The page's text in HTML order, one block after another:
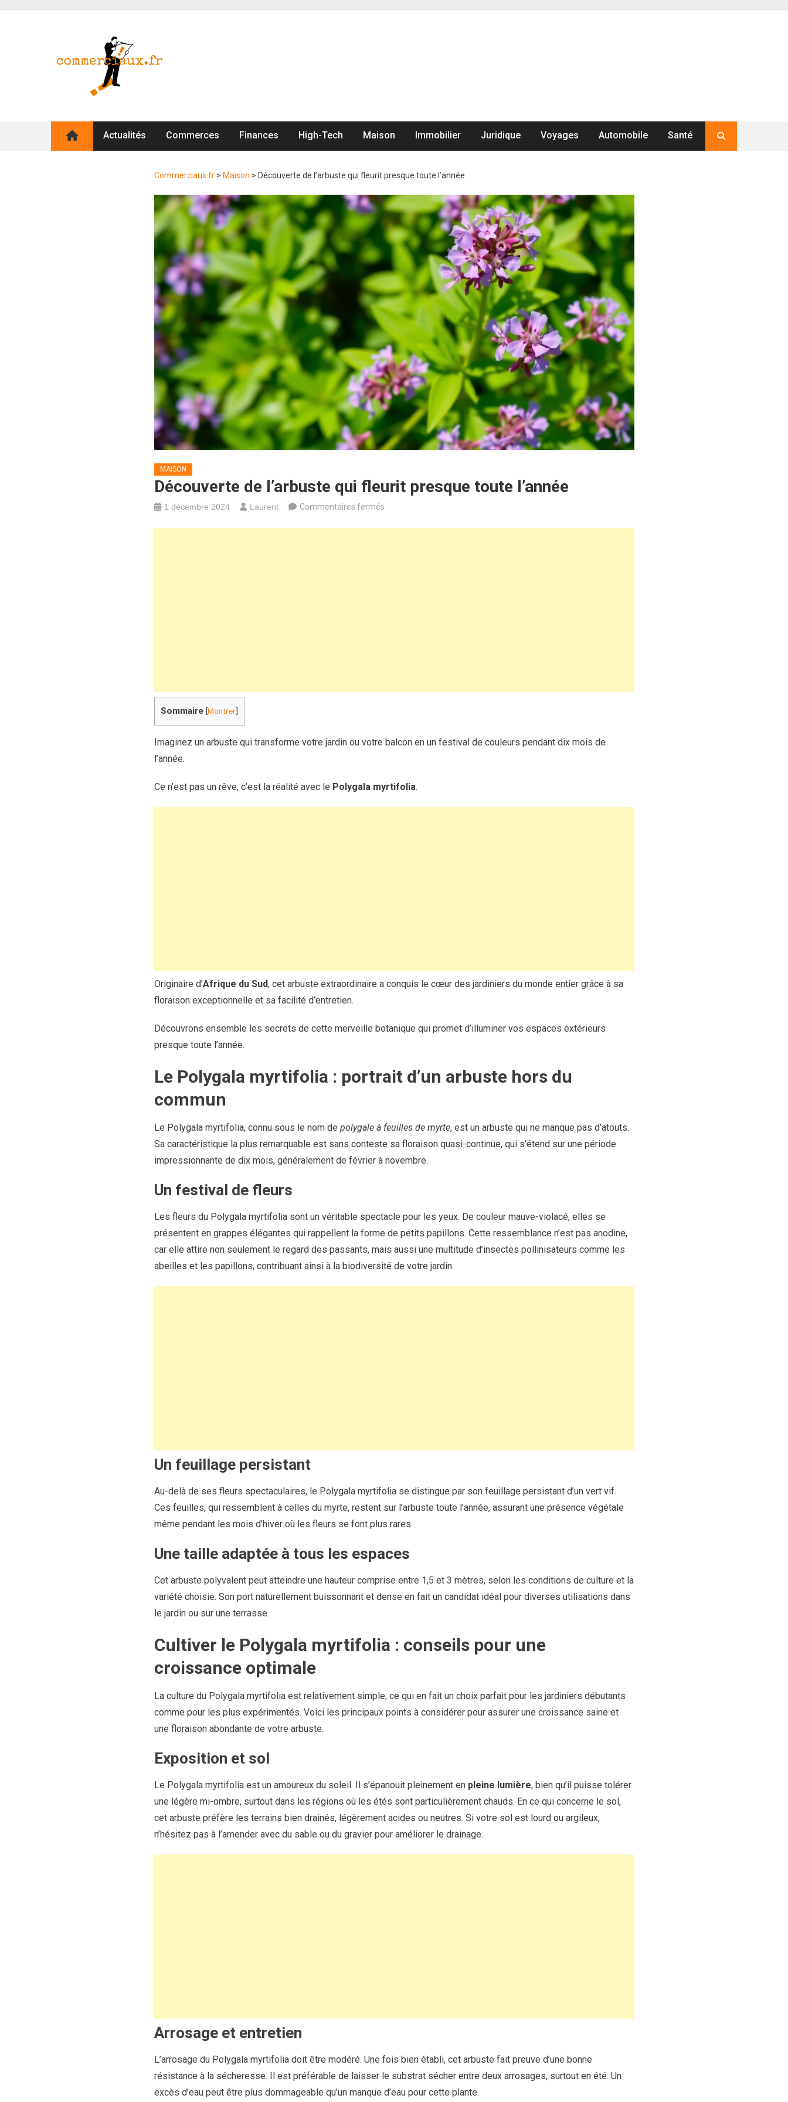
Actualités Commerces Finances High-Tech Maison Immobilier Juridique Voyages Automobile Santé
Commerciaux.fr> Maison > Découverte de l’arbuste qui fleurit presque toute l’année
MAISON
Découverte de l’arbuste qui fleurit presque toute l’année
1 décembre 2024 Laurent Commentaires ferméssur
Sommaire [Montrer]
Imaginez un arbuste qui transforme votre jardin ou votre balcon en un festival de couleurs pendant dix mois de
l’année.
Ce n’est pas un rêve, c’est la réalité avec le Polygala myrtifolia.
Originaire d’Afrique du Sud, cet arbuste extraordinaire a conquis le cœur des jardiniers du monde entier grâce à sa
floraison exceptionnelle et sa facilité d’entretien.
Découvrons ensemble les secrets de cette merveille botanique qui promet d’illuminer vos espaces extérieurs
presque toute l’année.
Le Polygala myrtifolia : portrait d’un arbuste hors du
commun
Le Polygala myrtifolia, connu sous le nom de polygale à feuilles de myrte, est un arbuste qui ne manque pas d’atouts.
Sa caractéristique la plus remarquable est sans conteste sa floraison quasi-continue, qui s’étend sur une période
impressionnante de dix mois, généralement de février à novembre.
Un festival de fleurs
Les fleurs du Polygala myrtifolia sont un véritable spectacle pour les yeux. De couleur mauve-violacé, elles se
présentent en grappes élégantes qui rappellent la forme de petits papillons. Cette ressemblance n’est pas anodine,
car elle attire non seulement le regard des passants, mais aussi une multitude d’insectes pollinisateurs comme les
abeilles et les papillons, contribuant ainsi à la biodiversité de votre jardin.
Un feuillage persistant
Au-delà de ses fleurs spectaculaires, le Polygala myrtifolia se distingue par son feuillage persistant d’un vert vif.
Ces feuilles, qui ressemblent à celles du myrte, restent sur l’arbuste toute l’année, assurant une présence végétale
même pendant les mois d’hiver où les fleurs se font plus rares.
Une taille adaptée à tous les espaces
Cet arbuste polyvalent peut atteindre une hauteur comprise entre 1,5 et 3 mètres, selon les conditions de culture et la
variété choisie. Son port naturellement buissonnant et dense en fait un candidat idéal pour diverses utilisations dans
le jardin ou sur une terrasse.
Cultiver le Polygala myrtifolia : conseils pour une
croissance optimale
La culture du Polygala myrtifolia est relativement simple, ce qui en fait un choix parfait pour les jardiniers débutants
comme pour les plus expérimentés. Voici les principaux points à considérer pour assurer une croissance saine et
une floraison abondante de votre arbuste.
Exposition et sol
Le Polygala myrtifolia est un amoureux du soleil. Il s’épanouit pleinement en pleine lumière, bien qu’il puisse tolérer
une légère mi-ombre, surtout dans les régions où les étés sont particulièrement chauds. En ce qui concerne le sol,
cet arbuste préfère les terrains bien drainés, légèrement acides ou neutres. Si votre sol est lourd ou argileux,
n’hésitez pas à l’amender avec du sable ou du gravier pour améliorer le drainage.
Arrosage et entretien
L’arrosage du Polygala myrtifolia doit être modéré. Une fois bien établi, cet arbuste fait preuve d’une bonne
résistance à la sécheresse. Il est préférable de laisser le substrat sécher entre deux arrosages, surtout en été. Un
excès d’eau peut être plus dommageable qu’un manque d’eau pour cette plante.